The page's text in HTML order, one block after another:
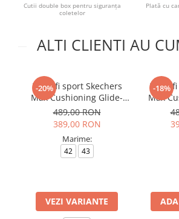
Cutii double box pentru siguranța
coletelor
Plată cu
ALTI CLIENTI AU
-20%
Pantofi sport Skechers
Max Cushioning Glide-
Step - T
489,00 RON
389,00 RON
Marime:
42 43
VEZI VARIANTE
-18%
Max